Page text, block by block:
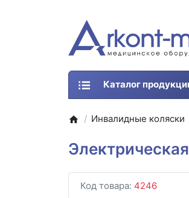
Каталог
Инвалидные коляски
Код товара: 4246